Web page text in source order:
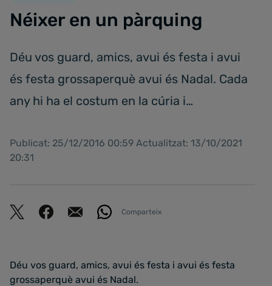
Néixer en un pàrquing
Déu vos guard, amics, avui és festa i avui
és festa grossaperquè avui és Nadal. Cada
any hi ha el costum en la cúria i…
Publicat: 25/12/2016 00:59 Actualitzat: 13/10/2021
20:31
Comparteix
Déu vos guard, amics, avui és festa i avui és festa
grossaperquè avui és Nadal.